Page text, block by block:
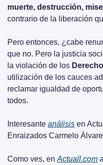
muerte, destrucción,
contrario de la liberación
Pero entonces, ¿cabe
que no. Pero la justicia
la violación de los
utilización de los cauces
reclamar igualdad de
todos.
Interesante análisis en
Enraizados Carmelo
Como ves, en Actuall.com